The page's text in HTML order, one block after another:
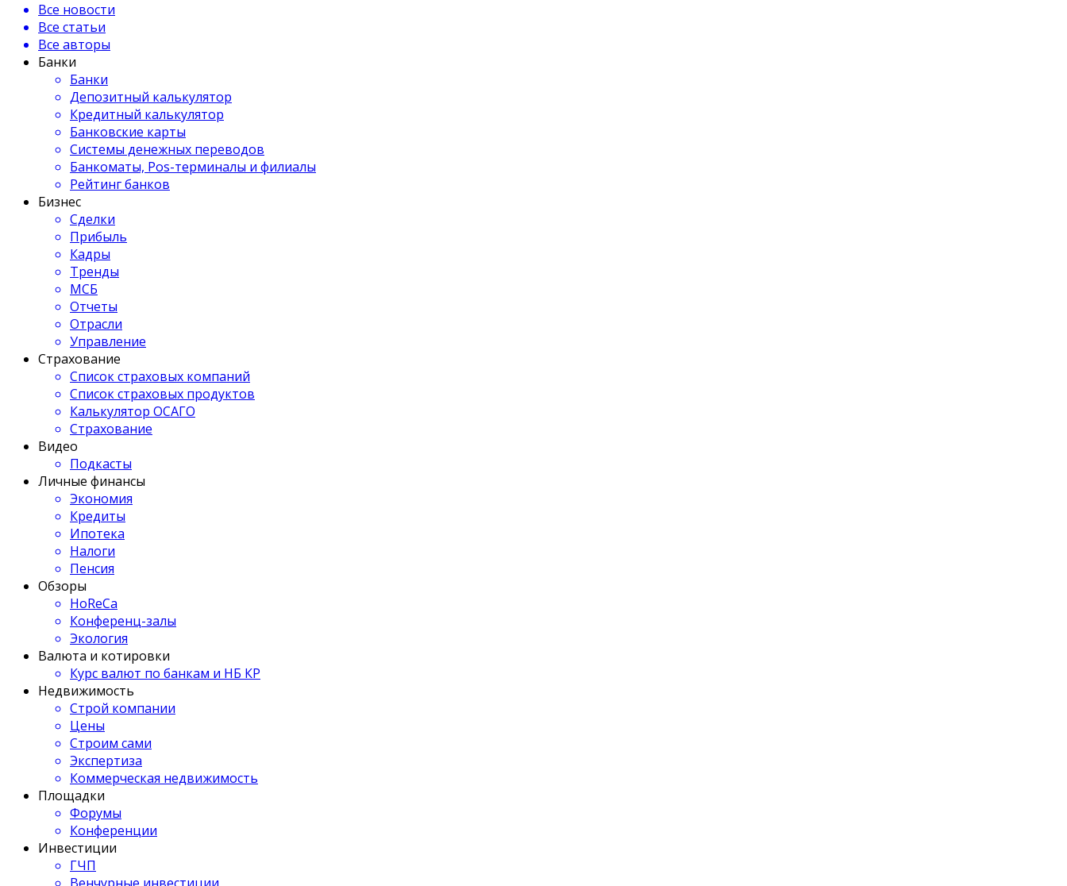
Все новости
Все статьи
Все авторы
Банки
Банки
Депозитный калькулятор
Кредитный калькулятор
Банковские карты
Системы денежных переводов
Банкоматы, Pos-терминалы и филиалы
Рейтинг банков
Бизнес
Сделки
Прибыль
Кадры
Тренды
МСБ
Отчеты
Отрасли
Управление
Страхование
Список страховых компаний
Список страховых продуктов
Калькулятор ОСАГО
Страхование
Видео
Подкасты
Личные финансы
Экономия
Кредиты
Ипотека
Налоги
Пенсия
Обзоры
HoReCa
Конференц-залы
Экология
Валюта и котировки
Курс валют по банкам и НБ КР
Недвижимость
Строй компании
Цены
Строим сами
Экспертиза
Коммерческая недвижимость
Площадки
Форумы
Конференции
Инвестиции
ГЧП